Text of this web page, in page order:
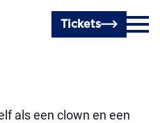
Tickets
als een clown en een